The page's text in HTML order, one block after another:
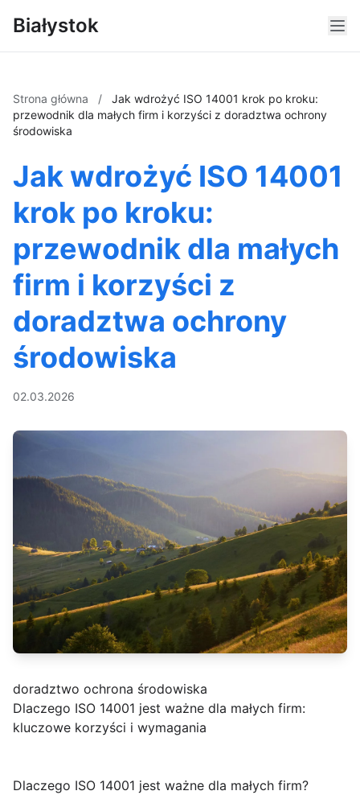
Białystok
Strona główna /
Jak wdrożyć ISO 14001 krok po kroku:
przewodnik dla małych firm i korzyści z doradztwa ochrony
środowiska
Jak wdrożyć ISO 14001
krok po kroku:
przewodnik dla małych
firm i korzyści z
doradztwa ochrony
środowiska
02.03.2026
doradztwo ochrona środowiska
Dlaczego ISO 14001 jest ważne dla małych firm:
kluczowe korzyści i wymagania
Dlaczego ISO 14001 jest ważne dla małych firm?